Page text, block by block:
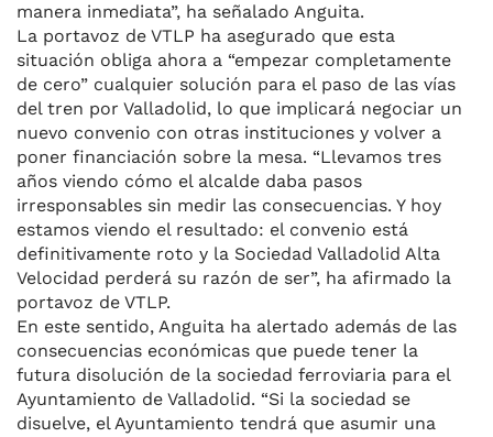
manera inmediata”, ha señalado Anguita.
La portavoz de VTLP ha asegurado que esta
situación obliga ahora a “empezar completamente
de cero” cualquier solución para el paso de las vías
del tren por Valladolid, lo que implicará negociar un
nuevo convenio con otras instituciones y volver a
poner financiación sobre la mesa. “Llevamos tres
años viendo cómo el alcalde daba pasos
irresponsables sin medir las consecuencias. Y hoy
estamos viendo el resultado: el convenio está
definitivamente roto y la Sociedad Valladolid Alta
Velocidad perderá su razón de ser”, ha afirmado la
portavoz de VTLP.
En este sentido, Anguita ha alertado además de las
consecuencias económicas que puede tener la
futura disolución de la sociedad ferroviaria para el
Ayuntamiento de Valladolid. “Si la sociedad se
disuelve, el Ayuntamiento tendrá que asumir una